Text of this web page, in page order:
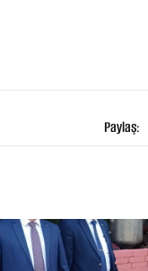
Paylaş: